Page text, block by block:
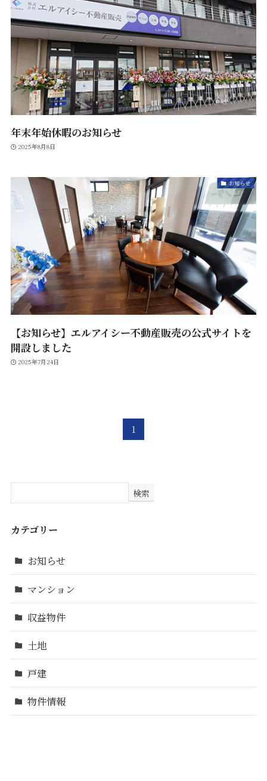
年末年始休暇のお知らせ
2025年8月8日
お知らせ
【お知らせ】エルアイシー不動産販売の公式サイトを
開設しました
2025年7月24日
1
検索
カテゴリー
お知らせ
マンション
収益物件
土地
戸建
物件情報